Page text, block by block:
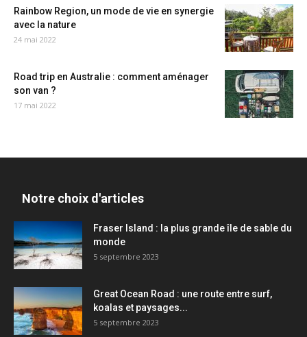
Rainbow Region, un mode de vie en synergie
avec la nature
24 mai 2022
Road trip en Australie : comment aménager
son van ?
17 mai 2022
Notre choix d'articles
Fraser Island : la plus grande île de sable du
monde
5 septembre 2023
Great Ocean Road : une route entre surf,
koalas et paysages...
5 septembre 2023